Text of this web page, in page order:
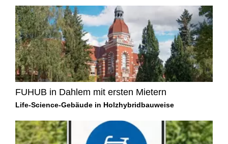
FUHUB in Dahlem mit ersten Mietern
Life-Science-Gebäude in Holzhybridbauweise